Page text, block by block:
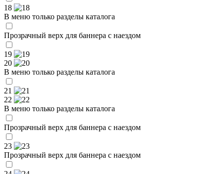
18
В меню только разделы каталога
Прозрачный верх для баннера с наездом
19
20
В меню только разделы каталога
21
22
В меню только разделы каталога
Прозрачный верх для баннера с наездом
23
Прозрачный верх для баннера с наездом